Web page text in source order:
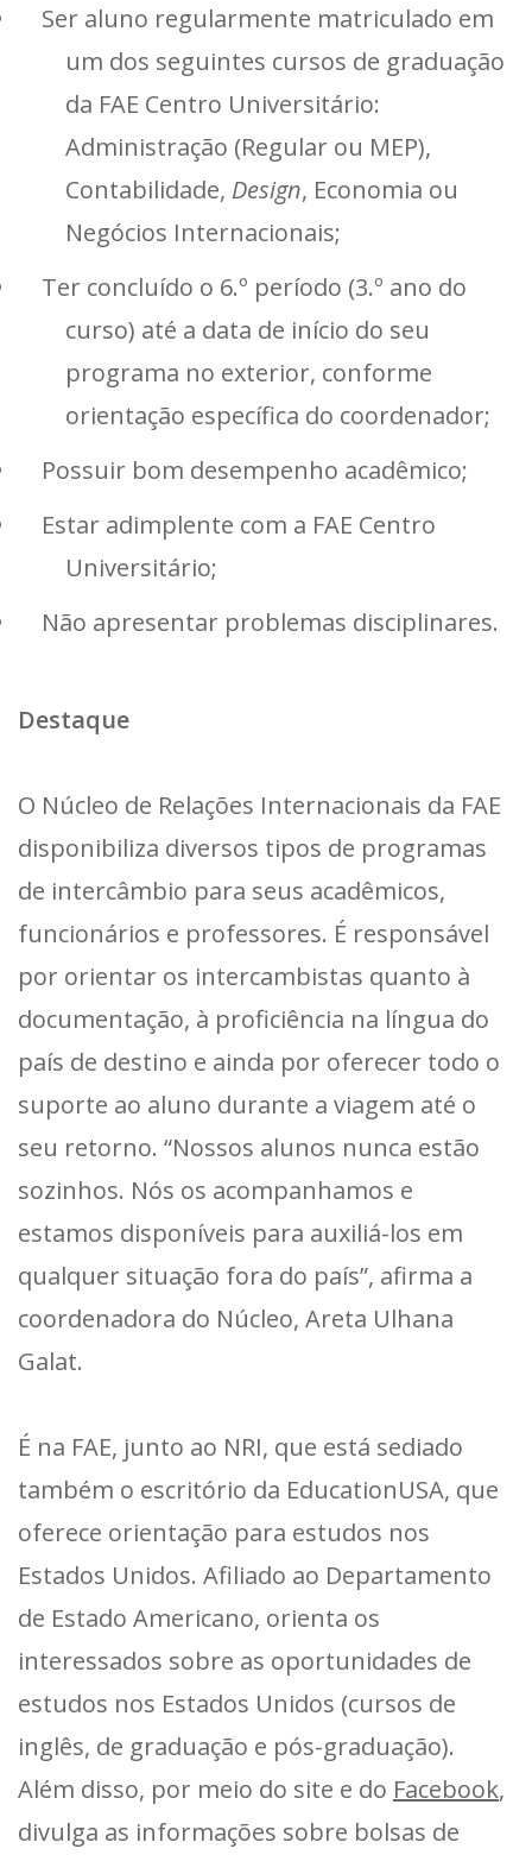
Ser aluno regularmente matriculado em
um dos seguintes cursos de graduação
da FAE Centro Universitário:
Administração (Regular ou MEP),
Contabilidade, Design, Economia ou
Negócios Internacionais;
Ter concluído o 6.º período (3.º ano do
curso) até a data de início do seu
programa no exterior, conforme
orientação específica do coordenador;
Possuir bom desempenho acadêmico;
Estar adimplente com a FAE Centro
Universitário;
Não apresentar problemas disciplinares.
Destaque
O Núcleo de Relações Internacionais da FAE
disponibiliza diversos tipos de programas
de intercâmbio para seus acadêmicos,
funcionários e professores. É responsável
por orientar os intercambistas quanto à
documentação, à proficiência na língua do
país de destino e ainda por oferecer todo o
suporte ao aluno durante a viagem até o
seu retorno. “Nossos alunos nunca estão
sozinhos. Nós os acompanhamos e
estamos disponíveis para auxiliá-los em
qualquer situação fora do país”, afirma a
coordenadora do Núcleo, Areta Ulhana
Galat.
É na FAE, junto ao NRI, que está sediado
também o escritório da EducationUSA, que
oferece orientação para estudos nos
Estados Unidos. Afiliado ao Departamento
de Estado Americano, orienta os
interessados sobre as oportunidades de
estudos nos Estados Unidos (cursos de
inglês, de graduação e pós-graduação).
Além disso, por meio do site e do Facebook,
divulga as informações sobre bolsas de